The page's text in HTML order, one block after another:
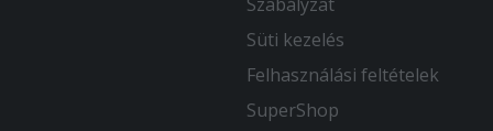
Süti kezelés
Felhasználási feltételek
SuperShop